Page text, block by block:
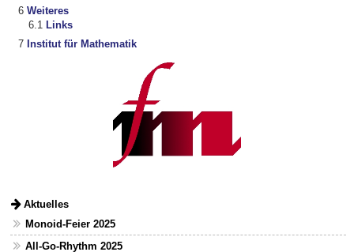
Weiteres
Links
Institut für Mathematik
Aktuelles
Monoid-Feier 2025
All-Go-Rhythm 2025